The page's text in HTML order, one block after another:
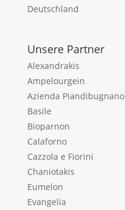
Deutschland
Unsere Partner
Alexandrakis
Ampelourgein
Azienda Piandibugnano
Basile
Bioparnon
Calaforno
Cazzola e Fiorini
Chaniotakis
Eumelon
Evangelia